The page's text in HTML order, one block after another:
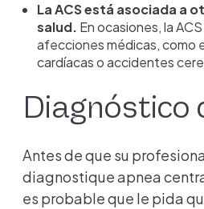
La ACS está asociada a
salud. En ocasiones, la
afecciones médicas, como
cardíacas o accidentes
Diagnóstico
Antes de que su
diagnostique apnea
es probable que le pida